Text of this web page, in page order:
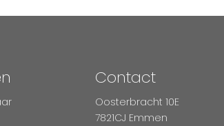
Contact
Oosterbracht 10E
7821CJ Emmen